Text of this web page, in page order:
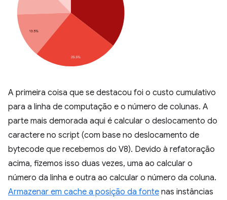
A primeira coisa que se destacou foi o custo cumulativo
para a linha de computação e o número de colunas. A
parte mais demorada aqui é calcular o deslocamento do
caractere no script (com base no deslocamento de
bytecode que recebemos do V8). Devido à refatoração
acima, fizemos isso duas vezes, uma ao calcular o
número da linha e outra ao calcular o número da coluna.
Armazenar em cache a posição da fonte nas instâncias